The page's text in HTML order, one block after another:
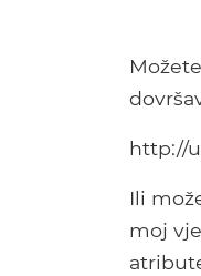
http://
Ili
moj